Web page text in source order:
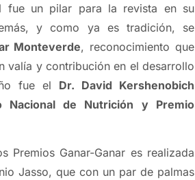
fue un pilar para la revista en su
y como ya es tradición, se
Monteverde, reconocimiento que
valía y contribución en el desarrollo
fue el Dr. David Kershenobich
Nacional de Nutrición y Premio
Premios Ganar-Ganar es realizada
Jasso, que con un par de palmas